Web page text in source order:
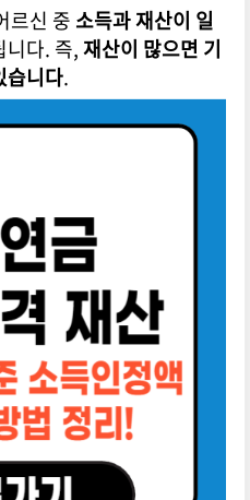
르신 중 소득과 재산이 일
다. 즉,재산이 많으면 기
습니다.